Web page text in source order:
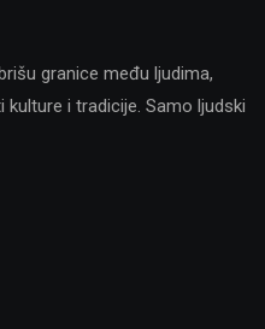
granice među ljudima,
i tradicije. Samo ljudski